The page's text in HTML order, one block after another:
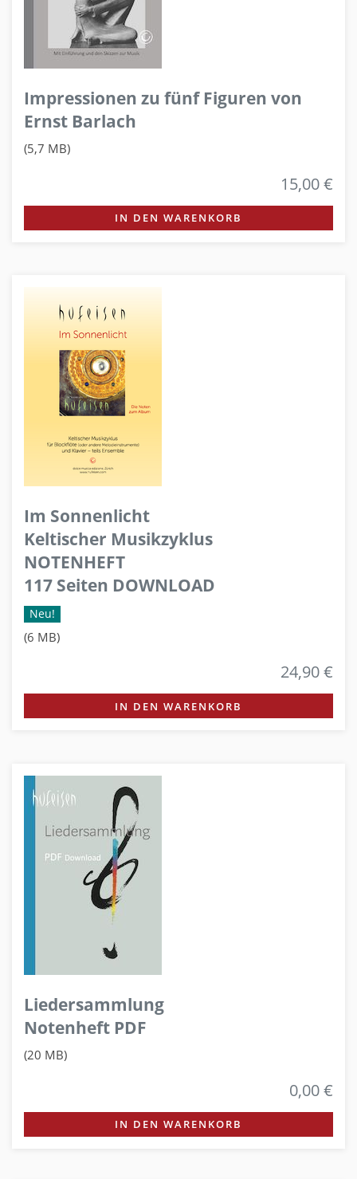
Impressionen zu fünf Figuren von
Ernst Barlach
(5,7 MB)
15,00 €
IN DEN WARENKORB
Im Sonnenlicht
Keltischer Musikzyklus
NOTENHEFT
117 Seiten DOWNLOAD
Neu!
(6 MB)
24,90 €
IN DEN WARENKORB
Liedersammlung
Notenheft PDF
(20 MB)
0,00 €
IN DEN WARENKORB